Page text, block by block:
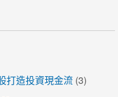
打造投資現金流 (3)